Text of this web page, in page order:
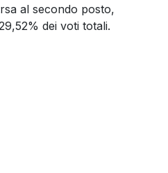
al secondo posto,
dei voti totali.